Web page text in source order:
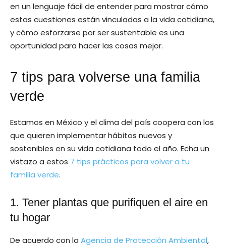
en un lenguaje fácil de entender para mostrar cómo
estas cuestiones están vinculadas a la vida cotidiana,
y cómo esforzarse por ser sustentable es una
oportunidad para hacer las cosas mejor.
7 tips para volverse una familia
verde
Estamos en México y el clima del país coopera con los
que quieren implementar hábitos nuevos y
sostenibles en su vida cotidiana todo el año. Echa un
vistazo a estos 7 tips prácticos para volver a tu
familia verde.
1. Tener plantas que purifiquen el aire en
tu hogar
De acuerdo con la Agencia de Protección Ambiental,